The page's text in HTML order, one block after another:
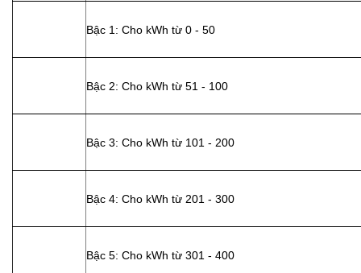
Bậc 1: Cho kWh từ 0 - 50
Bậc 2: Cho kWh từ 51 - 100
Bậc 3: Cho kWh từ 101 - 200
Bậc 4: Cho kWh từ 201 - 300
Bậc 5: Cho kWh từ 301 - 400